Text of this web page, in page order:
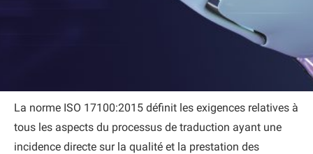
La norme ISO 17100:2015 définit les exigences relatives à
tous les aspects du processus de traduction ayant une
incidence directe sur la qualité et la prestation des